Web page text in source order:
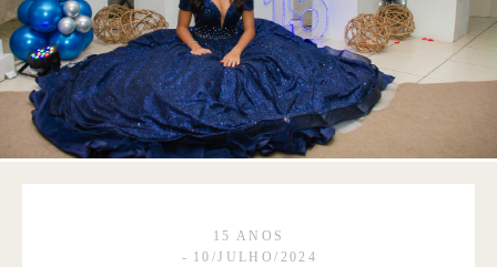
15 ANOS
10/JULHO/2024